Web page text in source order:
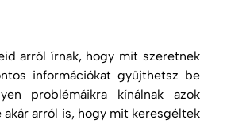
arról írnak, hogy mit szeretnek
információkat gyűjthetsz be
problémáikra kínálnak azok
arról is, hogy mit keresgéltek